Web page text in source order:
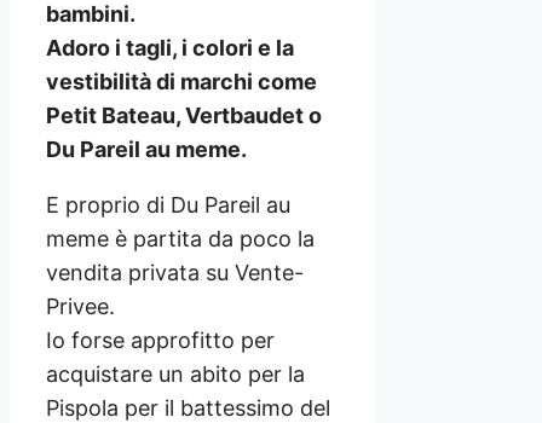
bambini.
Adoro i tagli, i colori e la
vestibilità di marchi come
Petit Bateau, Vertbaudet o
Du Pareil au meme.
E proprio di Du Pareil au
meme è partita da poco la
vendita privata su Vente-
Privee.
Io forse approfitto per
acquistare un abito per la
Pispola per il battessimo del